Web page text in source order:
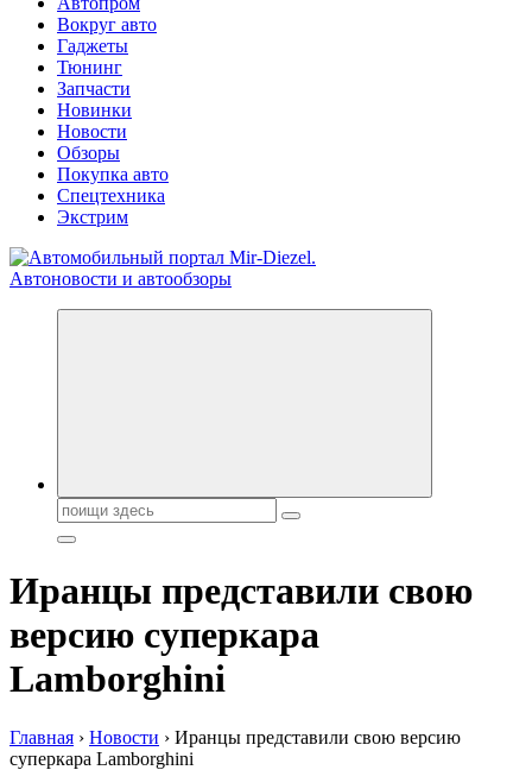
Вокруг авто
Гаджеты
Тюнинг
Запчасти
Новинки
Новости
Обзоры
Покупка авто
Спецтехника
Экстрим
Справочник автомобилиста. Обзор новинок популярных
Поиск:
Иранцы представили свою
версию суперкара
Lamborghini
Главная › Новости › Иранцы представили свою версию
суперкара Lamborghini